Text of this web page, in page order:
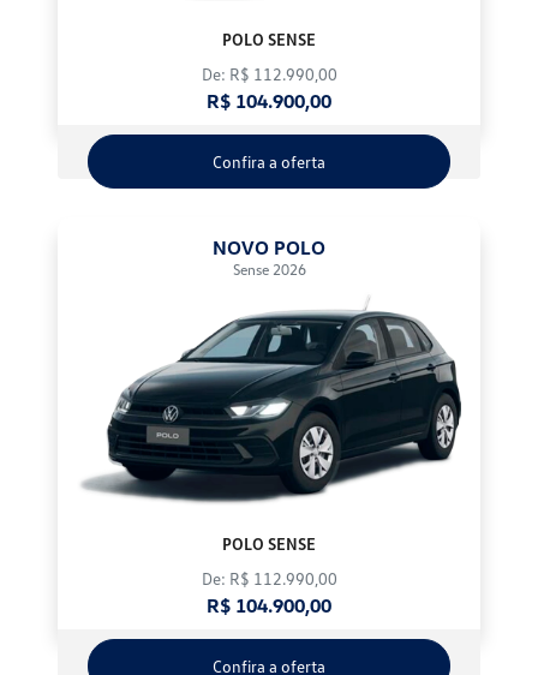
POLO SENSE
De: R$ 112.990,00
R$ 104.900,00
Confira a oferta
NOVO POLO
Sense 2026
POLO SENSE
De: R$ 112.990,00
R$ 104.900,00
Confira a oferta